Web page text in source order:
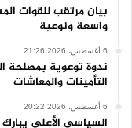
بيان مرتقب للقوات
واسعة ونوعية
6 أغسطس، 2026 21:26
ندوة توعوية بمصلحة
التأمينات والمعاشات
6 أغسطس، 2026 20:22
السياسي الأعلى